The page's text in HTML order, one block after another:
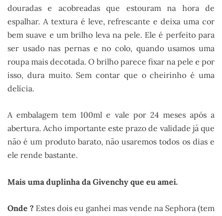
douradas e acobreadas que estouram na hora de
espalhar. A textura é leve, refrescante e deixa uma cor
bem suave e um brilho leva na pele. Ele é perfeito para
ser usado nas pernas e no colo, quando usamos uma
roupa mais decotada. O brilho parece fixar na pele e por
isso, dura muito. Sem contar que o cheirinho é uma
delícia.
A embalagem tem 100ml e vale por 24 meses após a
abertura. Acho importante este prazo de validade já que
não é um produto barato, não usaremos todos os dias e
ele rende bastante.
Mais uma duplinha da Givenchy que eu amei.
Onde ? Estes dois eu ganhei mas vende na Sephora (tem